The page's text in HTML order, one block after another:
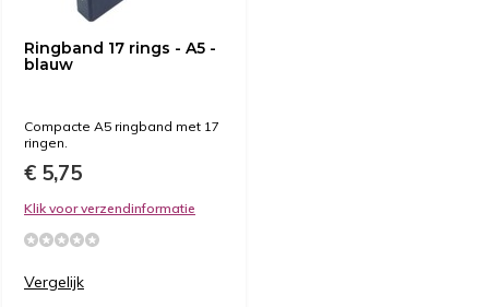
Ringband 17 rings - A5 -
blauw
Compacte A5 ringband met 17
ringen.
€ 5,75
Klik voor verzendinformatie
Vergelijk